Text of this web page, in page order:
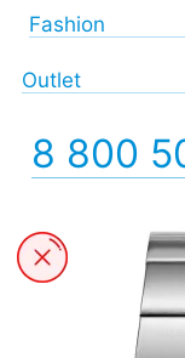
Fashion
Outlet
8 800